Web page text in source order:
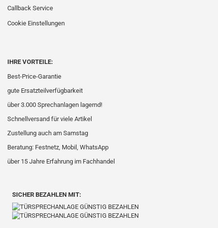
Callback Service
Cookie Einstellungen
IHRE VORTEILE:
Best-Price-Garantie
gute Ersatzteilverfügbarkeit
über 3.000 Sprechanlagen lagernd!
Schnellversand für viele Artikel
Zustellung auch am Samstag
Beratung: Festnetz, Mobil, WhatsApp
über 15 Jahre Erfahrung im Fachhandel
SICHER BEZAHLEN MIT: